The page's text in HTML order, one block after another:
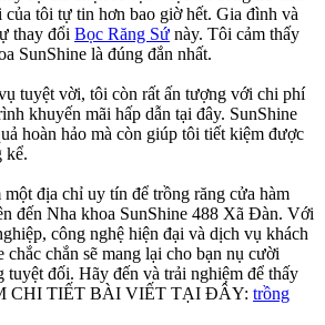
của tôi tự tin hơn bao giờ hết. Gia đình và
thay đổi Bọc Răng Sứ này. Tôi cảm thấy
SunShine là đúng đắn nhất.
tuyệt vời, tôi còn rất ấn tượng với chi phí
khuyến mãi hấp dẫn tại đây. SunShine
hoàn hảo mà còn giúp tôi tiết kiệm được
kể.
địa chỉ uy tín để trồng răng cửa hàm
đến Nha khoa SunShine 488 Xã Đàn. Với
công nghệ hiện đại và dịch vụ khách
chắc chắn sẽ mang lại cho bạn nụ cười
tuyệt đối. Hãy đến và trải nghiệm để thấy
CHI TIẾT BÀI VIẾT TẠI ĐÂY: trồng